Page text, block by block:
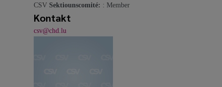
CSV Sektiounscomité: : Member
Kontakt
csv@chd.lu